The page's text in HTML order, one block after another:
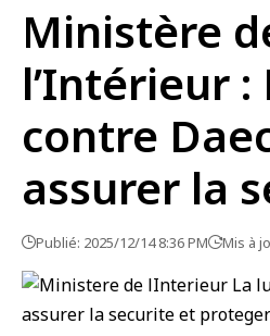
Ministère
l’Intérieur
contre
assurer la
Publié: 2025/12/14 8:36 PM Mis à